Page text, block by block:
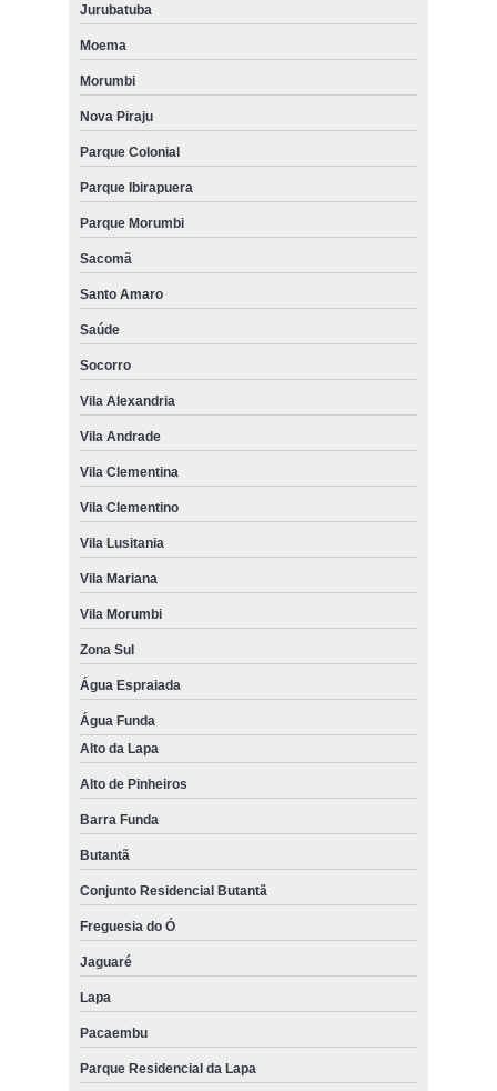
Jurubatuba
Moema
Morumbi
Nova Piraju
Parque Colonial
Parque Ibirapuera
Parque Morumbi
Sacomã
Santo Amaro
Saúde
Socorro
Vila Alexandria
Vila Andrade
Vila Clementina
Vila Clementino
Vila Lusitania
Vila Mariana
Vila Morumbi
Zona Sul
Água Espraiada
Água Funda
Alto da Lapa
Alto de Pinheiros
Barra Funda
Butantã
Conjunto Residencial Butantã
Freguesia do Ó
Jaguaré
Lapa
Pacaembu
Parque Residencial da Lapa